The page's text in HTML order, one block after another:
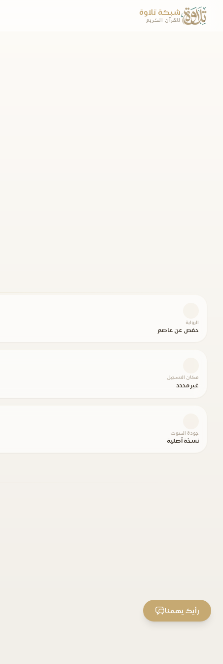
شبكة تلاوة
للقرآن الكريم
الرواية
حفص عن عاصم
مكان التسجيل
غير محدد
جودة الصوت
نسخة أصلية
رأيك يهمنا